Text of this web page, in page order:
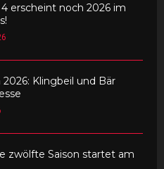
erscheint noch 2026 im
Klingbeil und Bär
zwölfte Saison startet am